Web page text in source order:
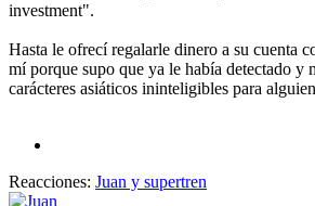
investment".
Hasta le ofrecí regalarle dinero a su cuenta
mí porque supo que ya le había detectado y
carácteres asiáticos ininteligibles para
Reacciones: Juan y supertren